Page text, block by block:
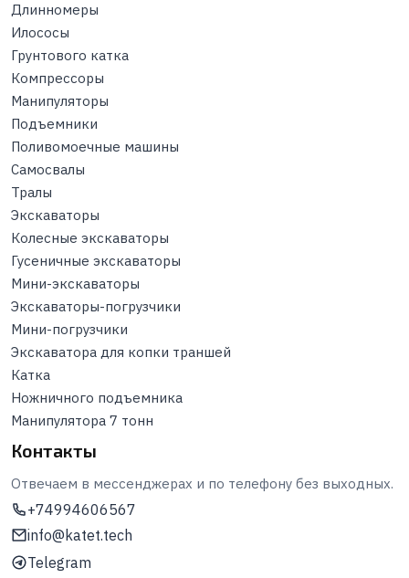
Длинномеры
Илососы
Грунтового катка
Компрессоры
Манипуляторы
Подъемники
Поливомоечные машины
Самосвалы
Тралы
Экскаваторы
Колесные экскаваторы
Гусеничные экскаваторы
Мини-экскаваторы
Экскаваторы-погрузчики
Мини-погрузчики
Экскаватора для копки траншей
Катка
Ножничного подъемника
Манипулятора 7 тонн
Контакты
Отвечаем в мессенджерах и по телефону без выходных.
+74994606567
info@katet.tech
Telegram